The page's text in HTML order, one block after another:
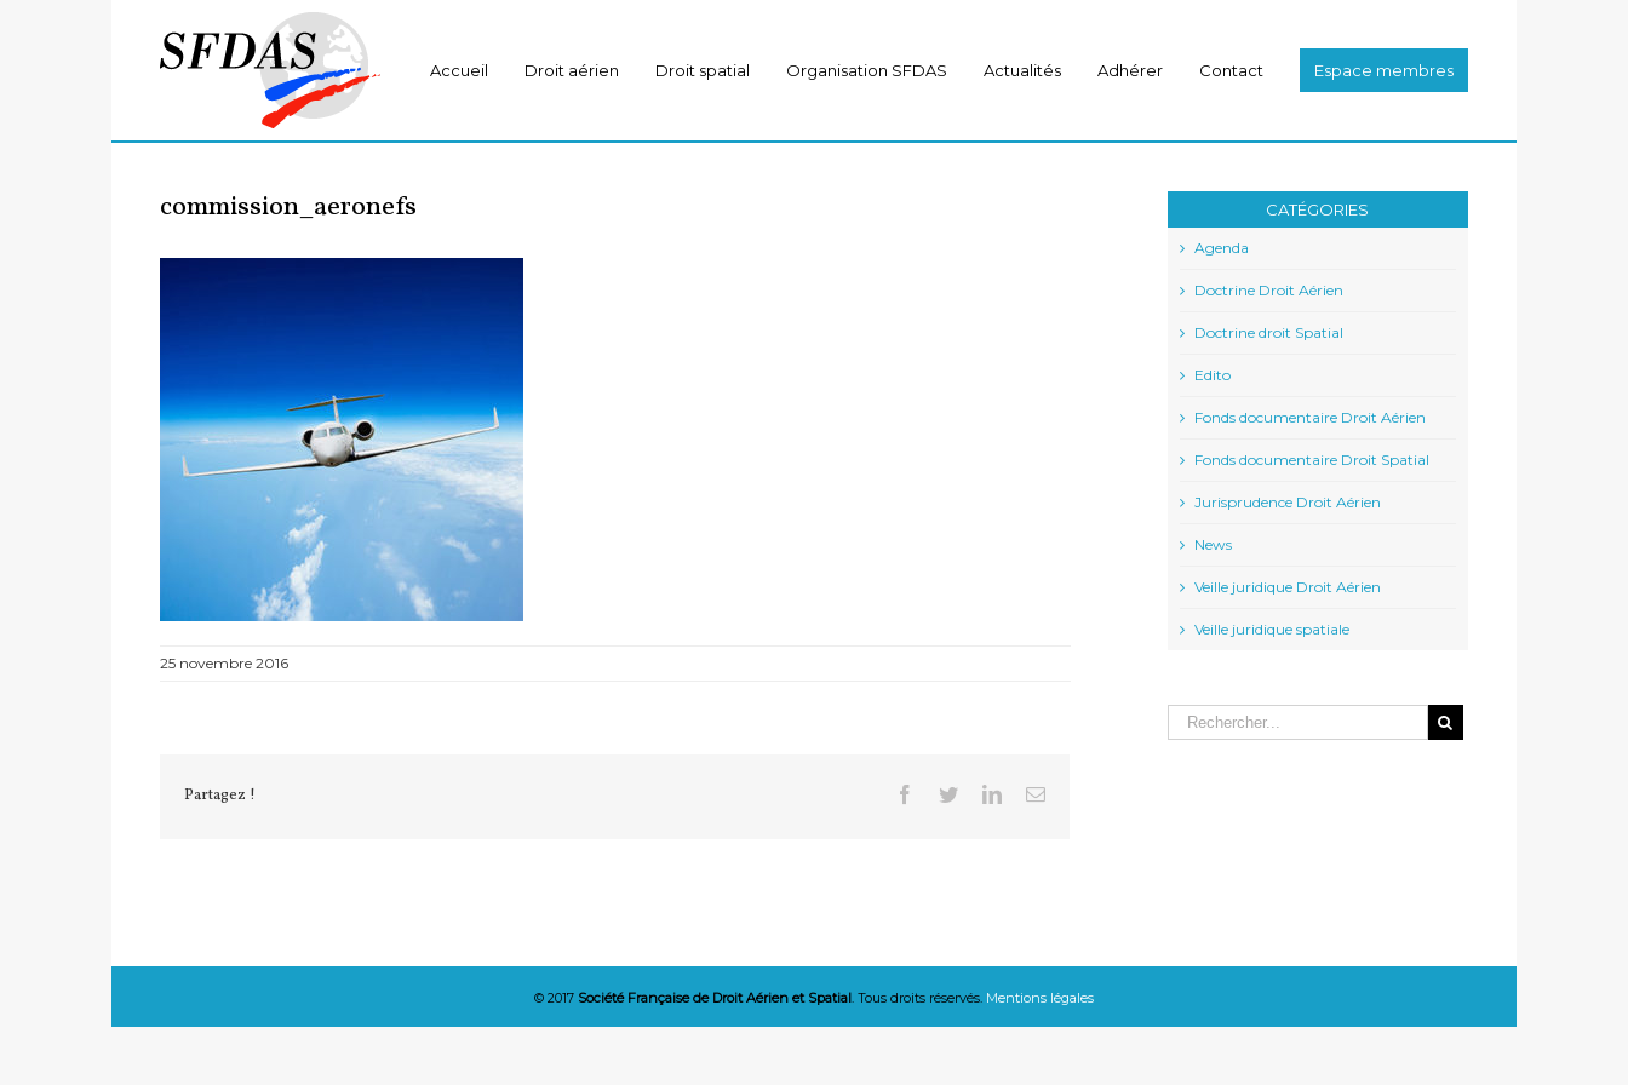
Accueil Droit aérien Droit spatial Organisation SFDAS Actualités Adhérer Contact Espace membres
commission_aeronefs
25 novembre 2016
Partagez ! Facebook
TwitterLinkedinEmail
CATÉGORIES
Agenda
Doctrine Droit Aérien
Doctrine droit Spatial
Edito
Fonds documentaire Droit Aérien
Fonds documentaire Droit Spatial
Jurisprudence Droit Aérien
News
Veille juridique Droit Aérien
Veille juridique spatiale
© 2017 Société Française de Droit Aérien et Spatial. Tous droits réservés. Mentions légales